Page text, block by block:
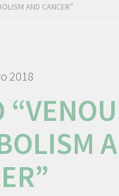
AND CANCER”
2018